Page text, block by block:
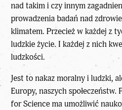
nad takim i czy innym
prowadzenia badań nad
klimatem. Przecież w każdej z
ludzkie życie. I każdej z nich
ludzkości.
Jest to nakaz moralny i ludzki,
Europy, naszych
for Science ma umożliwić